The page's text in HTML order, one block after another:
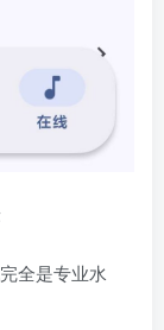
全是专业水